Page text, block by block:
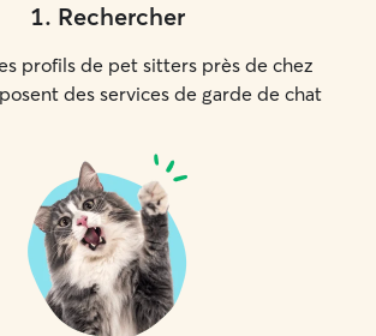
1. Rechercher
profils de pet sitters près de chez
des services de garde de chat